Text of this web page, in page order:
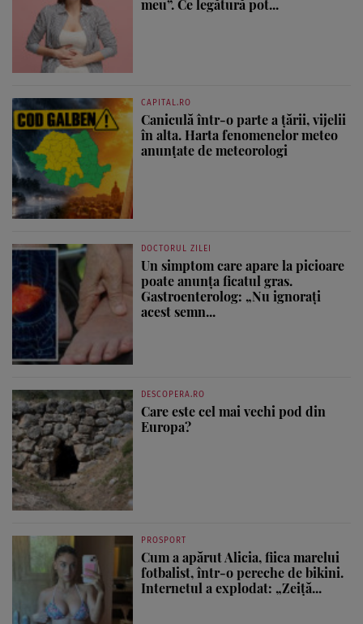
meu”. Ce legătură pot...
CAPITAL.RO
Caniculă într-o parte a țării, vijelii
în alta. Harta fenomenelor meteo
anunțate de meteorologi
DOCTORUL ZILEI
Un simptom care apare la picioare
poate anunța ficatul gras.
Gastroenterolog: „Nu ignorați
acest semn...
DESCOPERA.RO
Care este cel mai vechi pod din
Europa?
PROSPORT
Cum a apărut Alicia, fiica marelui
fotbalist, într-o pereche de bikini.
Internetul a explodat: „Zeiță...